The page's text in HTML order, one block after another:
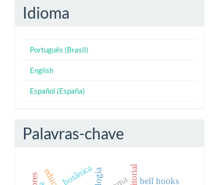
Idioma
Português (Brasil)
English
Español (España)
Palavras-chave
bell hooks
botânica